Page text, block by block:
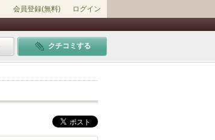
会員登録(無料) ログイン
クチコミする